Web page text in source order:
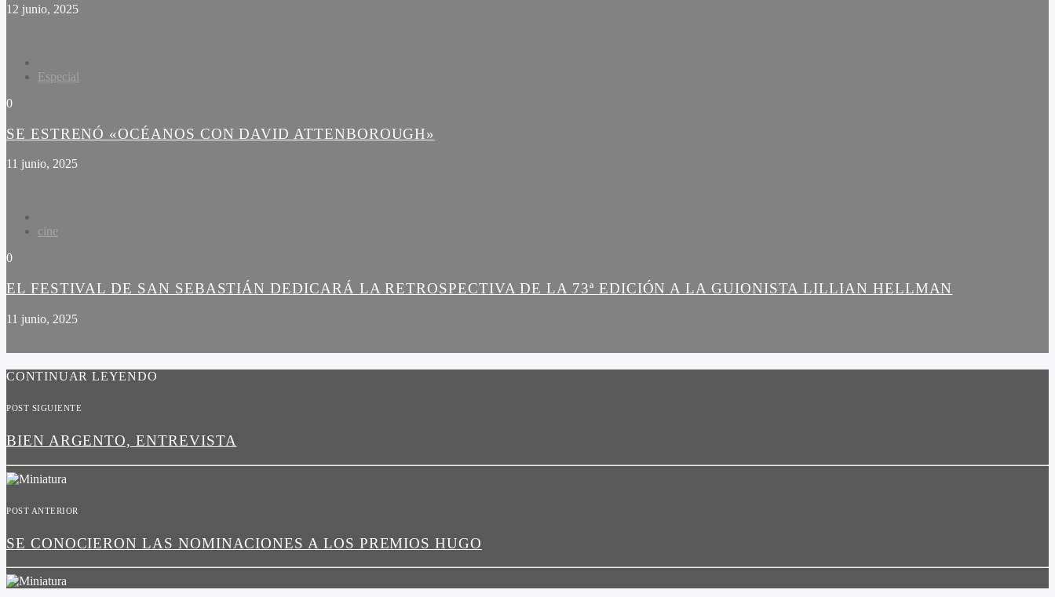
12 junio, 2025
Especial
0
SE ESTRENÓ «OCÉANOS CON DAVID ATTENBOROUGH»
11 junio, 2025
cine
0
EL FESTIVAL DE SAN SEBASTIÁN DEDICARÁ LA RETROSPECTIVA DE LA 73ª EDICIÓN A LA GUIONISTA LILLIAN HELLMAN
11 junio, 2025
CONTINUAR LEYENDO
POST SIGUIENTE
BIEN ARGENTO, ENTREVISTA
POST ANTERIOR
SE CONOCIERON LAS NOMINACIONES A LOS PREMIOS HUGO